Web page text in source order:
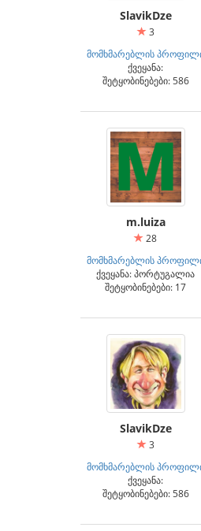
SlavikDze
3
მომხმარებლის
ქვეყანა:
შეტყობინებები: 586
m.luiza
28
მომხმარებლის
ქვეყანა: პორტუგალია
შეტყობინებები: 17
SlavikDze
3
მომხმარებლის
ქვეყანა:
შეტყობინებები: 586